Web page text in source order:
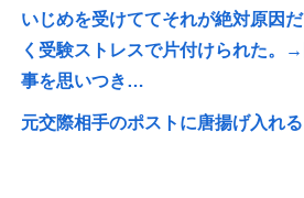
いじめを受けててそれが絶対原因
く受験ストレスで片付けられた。
事を思いつき…
元交際相手のポストに唐揚げ入れ